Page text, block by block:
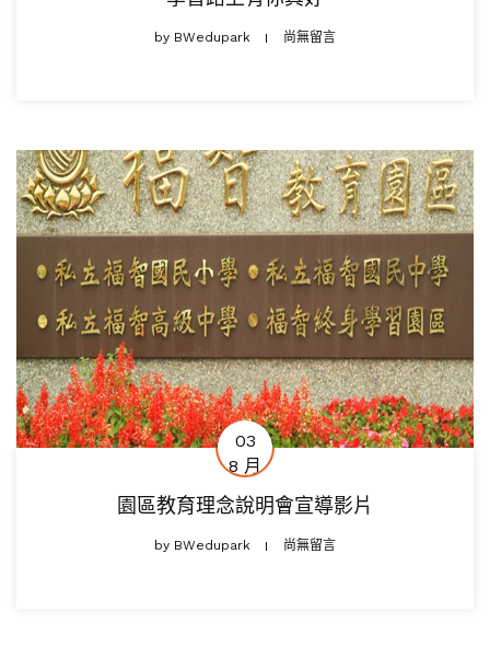
by BWedupark 尚無留言
03
8 月
園區教育理念說明會宣導影片
by BWedupark 尚無留言